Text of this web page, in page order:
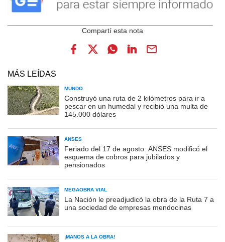
MÁS LEÍDAS
MUNDO
Construyó una ruta de 2 kilómetros para ir a
pescar en un humedal y recibió una multa de
145.000 dólares
ANSES
Feriado del 17 de agosto: ANSES modificó el
esquema de cobros para jubilados y
pensionados
MEGAOBRA VIAL
La Nación le preadjudicó la obra de la Ruta 7 a
una sociedad de empresas mendocinas
¡MANOS A LA OBRA!